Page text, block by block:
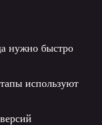
нужно быстро
используют